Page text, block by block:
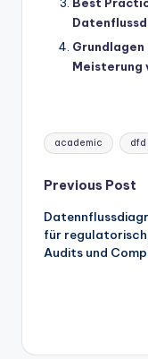
Meisterung
Tags:
academic dfd
Post
Previous Post
für
Audits und